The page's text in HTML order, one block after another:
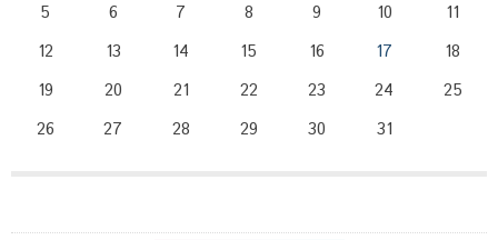
5
6 7 8 9 10
11
12
13 14 15 16 17
18
19
20 21 22 23 24
25
26
27 28 29 30 31